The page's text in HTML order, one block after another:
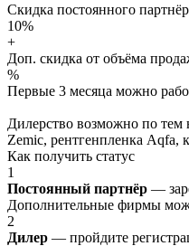
Скидка постоянного
10%
+
Доп. скидка от объёма
%
Первые 3 месяца можно
Дилерство возможно по тем
Zemic, рентгенпленка Aqfa,
Как получить статус
1
Постоянный партнёр —
Дополнительные фирмы
2
Дилер — пройдите